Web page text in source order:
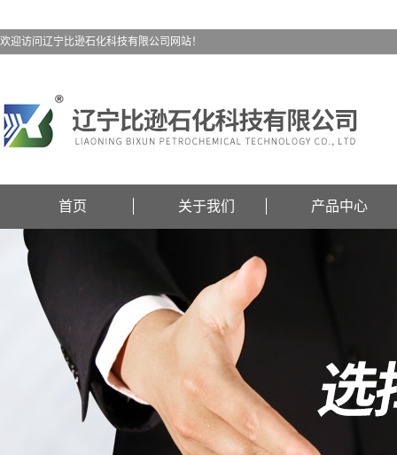
欢迎访问辽宁比逊石化科技有限公司网站！
首页 关于我们 产品中心